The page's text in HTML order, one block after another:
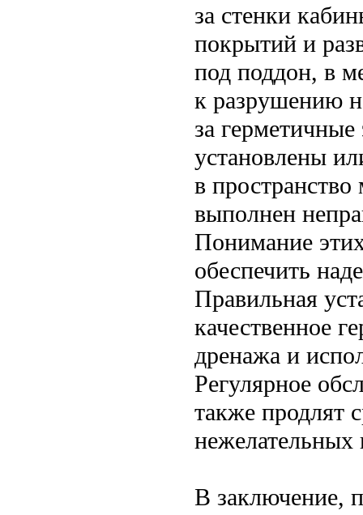
за стенки
покрытий и
под поддон, в
к разрушению
за
установлены
в
выполнен
Понимание
обеспечить
Правильная
качественное
дренажа и
Регулярное
также продлят
нежелательных
В заключение,